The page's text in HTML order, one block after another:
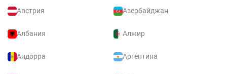
Австрия Азербайджан
Албания Алжир
Андорра Аргентина